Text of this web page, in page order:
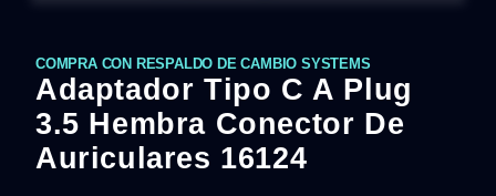
COMPRA CON RESPALDO DE CAMBIO SYSTEMS
Adaptador Tipo C A Plug
3.5 Hembra Conector De
Auriculares 16124